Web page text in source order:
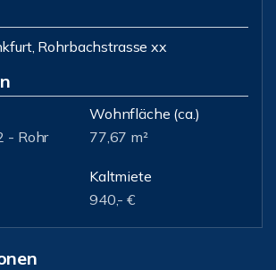
Rohrbachstrasse xx
- Rohr
Wohnfläche (ca.)
77,67 m²
Kaltmiete
940,- €